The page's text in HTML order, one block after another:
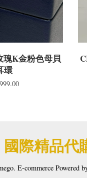
瑰K金粉色母貝
環
國際精品代
E-commerce Powered